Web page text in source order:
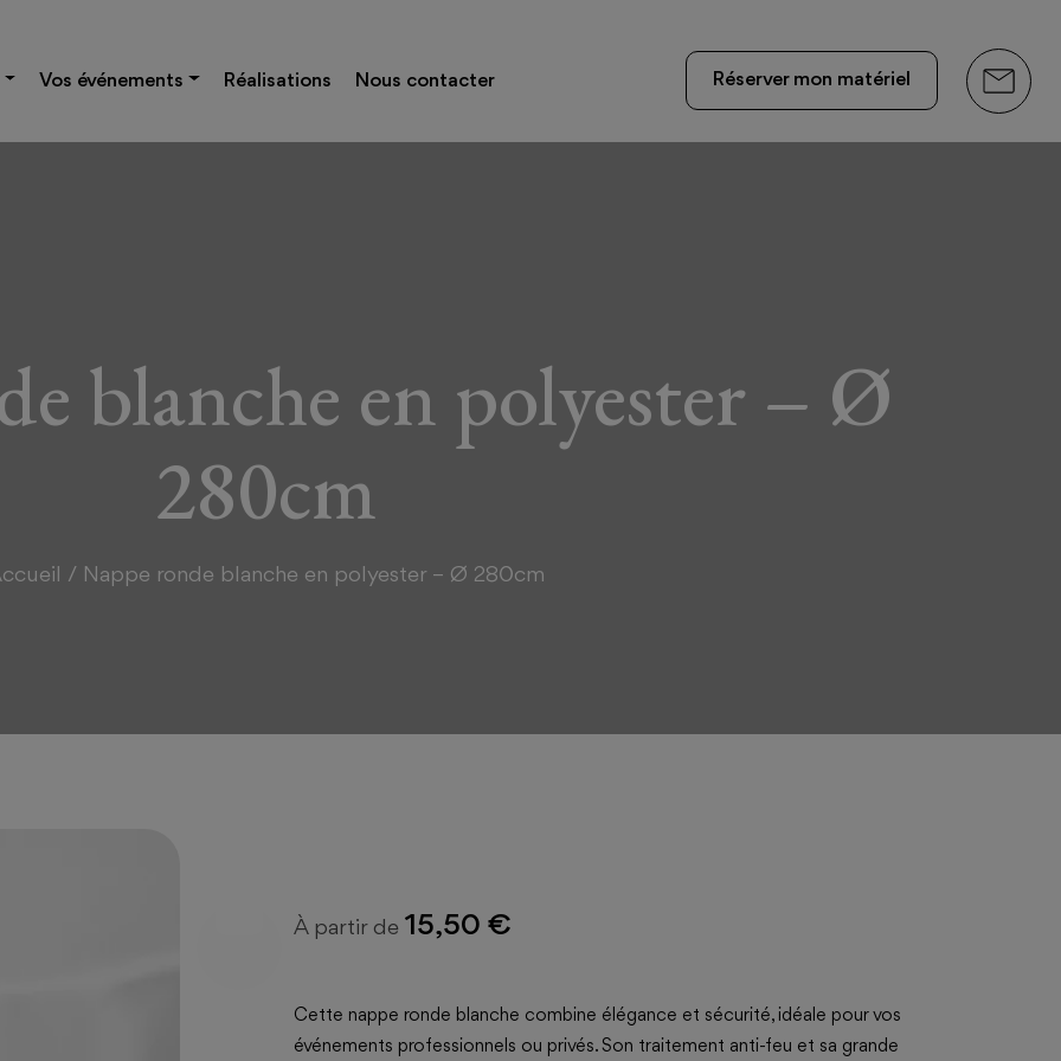
Réserver mon matériel
Vos événements Réalisations Nous contacter
blanche en polyester – Ø
280cm
/ Nappe ronde blanche en polyester – Ø 280cm
À partir de 15,50 €
Cette nappe ronde blanche combine élégance et sécurité, idéale pour vos
événements professionnels ou privés. Son traitement anti-feu et sa grande